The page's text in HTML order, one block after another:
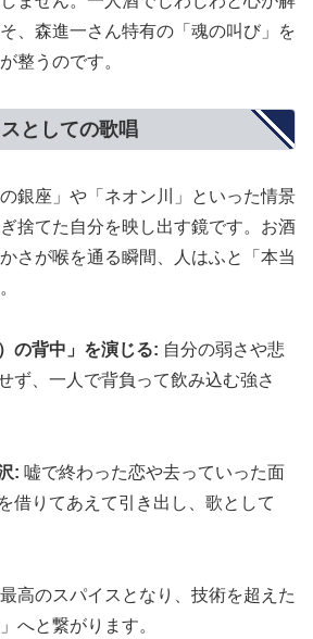
、森進一さん特有の「魂の叫び」を
整うのです。
としての歌唱
銀座」や「ネオン川」といった情景
捨てた自分を映し出す鏡です。お酒
さが喉を通る瞬間、人はふと「本当
の背中」を演じる: 自分の弱さや悲
ず、一人で背負って飲み込む強さ
: 嘘で終わった恋や去っていった面
借りてあえて引き出し、歌として
高のスパイスとなり、技術を超えた
へと繋がります。